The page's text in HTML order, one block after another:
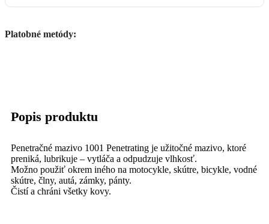
Platobné metódy:
Popis produktu
Penetračné mazivo 1001 Penetrating je užitočné mazivo, ktoré
preniká, lubrikuje – vytláča a odpudzuje vlhkosť.
Možno použiť okrem iného na motocykle, skútre, bicykle, vodné
skútre, člny, autá, zámky, pánty.
Čistí a chráni všetky kovy.